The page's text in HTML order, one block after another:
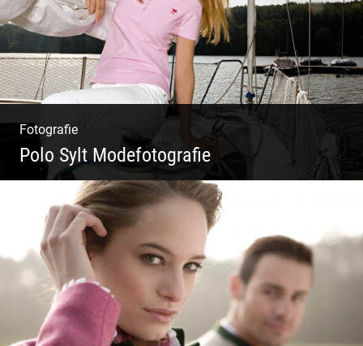
Fotografie
Polo Sylt Modefotografie
Polo Sylt Modefotografie